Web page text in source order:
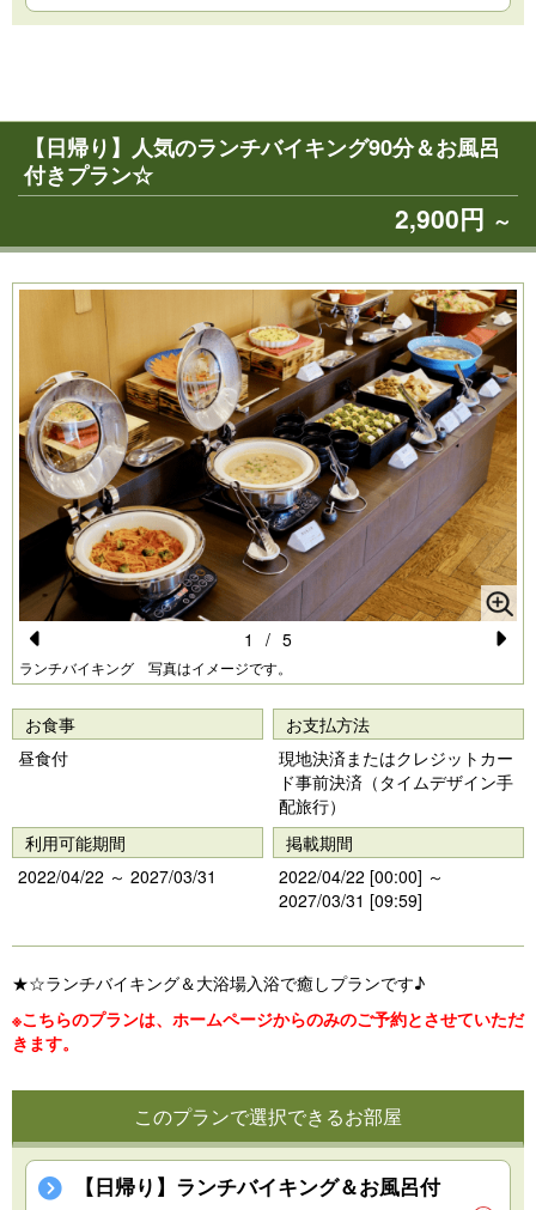
【日帰り】人気のランチバイキング90分＆お風呂
付きプラン☆
2,900円 ～
Pr
e
vi
o
s
ランチバイキング 写真はイメージです。
e
xt
1 / 5
お食事
昼食付
お支払方法
現地決済またはクレジットカー
ド事前決済（タイムデザイン手
配旅行）
利用可能期間
2022/04/22 ～ 2027/03/31
掲載期間
2022/04/22 [00:00] ～
2027/03/31 [09:59]
★☆ランチバイキング＆大浴場入浴で癒しプランです♪
※こちらのプランは、ホームページからのみのご予約とさせていただ
きます。
このプランで選択できるお部屋
【日帰り】ランチバイキング＆お風呂付